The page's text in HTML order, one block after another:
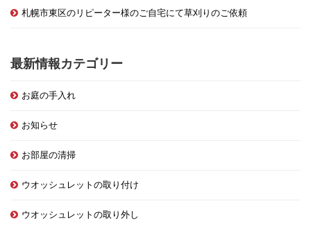
札幌市東区のリピーター様のご自宅にて草刈りのご依頼
最新情報カテゴリー
お庭の手入れ
お知らせ
お部屋の清掃
ウオッシュレットの取り付け
ウオッシュレットの取り外し